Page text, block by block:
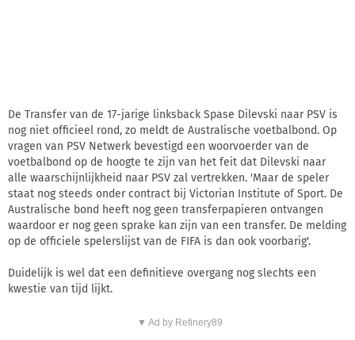
De Transfer van de 17-jarige linksback Spase Dilevski naar PSV is
nog niet officieel rond, zo meldt de Australische voetbalbond. Op
vragen van PSV Netwerk bevestigd een woorvoerder van de
voetbalbond op de hoogte te zijn van het feit dat Dilevski naar
alle waarschijnlijkheid naar PSV zal vertrekken. 'Maar de speler
staat nog steeds onder contract bij Victorian Institute of Sport. De
Australische bond heeft nog geen transferpapieren ontvangen
waardoor er nog geen sprake kan zijn van een transfer. De melding
op de officiele spelerslijst van de FIFA is dan ook voorbarig'.
Duidelijk is wel dat een definitieve overgang nog slechts een
kwestie van tijd lijkt.
▼ Ad by Refinery89